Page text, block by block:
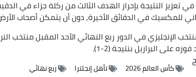
للمكسيك في الدقائق الأخيرة, دون أن يتمكن أصحاب
الإنجليزي في الدور ربع النهائي الأحد المقبل منتخب
على البرازيل بنتيجة (2-1).
كأس العالم 2026 تأهل إنجلترا ربع نهائي